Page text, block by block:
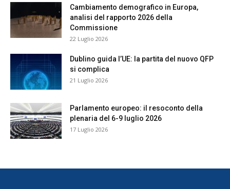
Cambiamento demografico in Europa,
analisi del rapporto 2026 della
Commissione
22 Luglio 2026
Dublino guida l’UE: la partita del nuovo QFP
si complica
21 Luglio 2026
Parlamento europeo: il resoconto della
plenaria del 6-9 luglio 2026
17 Luglio 2026